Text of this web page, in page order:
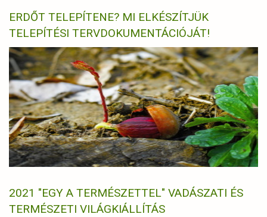
ERDŐT TELEPÍTENE? MI ELKÉSZÍTJÜK
TELEPÍTÉSI TERVDOKUMENTÁCIÓJÁT!
2021 "EGY A TERMÉSZETTEL" VADÁSZATI ÉS
TERMÉSZETI VILÁGKIÁLLÍTÁS